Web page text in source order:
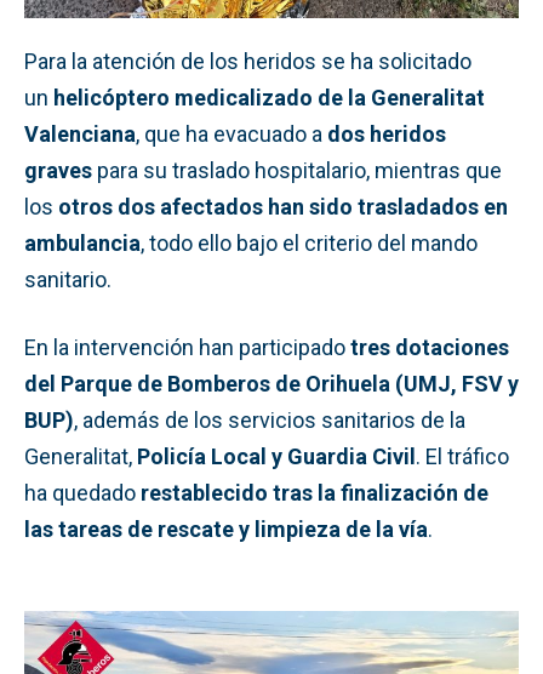
Para la atención de los heridos se ha solicitado
un helicóptero medicalizado de la Generalitat
Valenciana, que ha evacuado a dos heridos
graves para su traslado hospitalario, mientras que
los otros dos afectados han sido trasladados en
ambulancia, todo ello bajo el criterio del mando
sanitario.
En la intervención han participadotres dotaciones
del Parque de Bomberos de Orihuela (UMJ, FSV y
BUP), además de los servicios sanitarios de la
Generalitat, Policía Local y Guardia Civil. El tráfico
ha quedado restablecido tras la finalización de
las tareas de rescate y limpieza de la vía.